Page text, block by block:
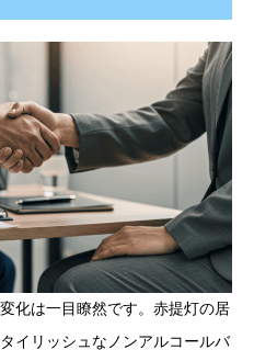
化は一目瞭然です。赤提灯の居
イリッシュなノンアルコールバ